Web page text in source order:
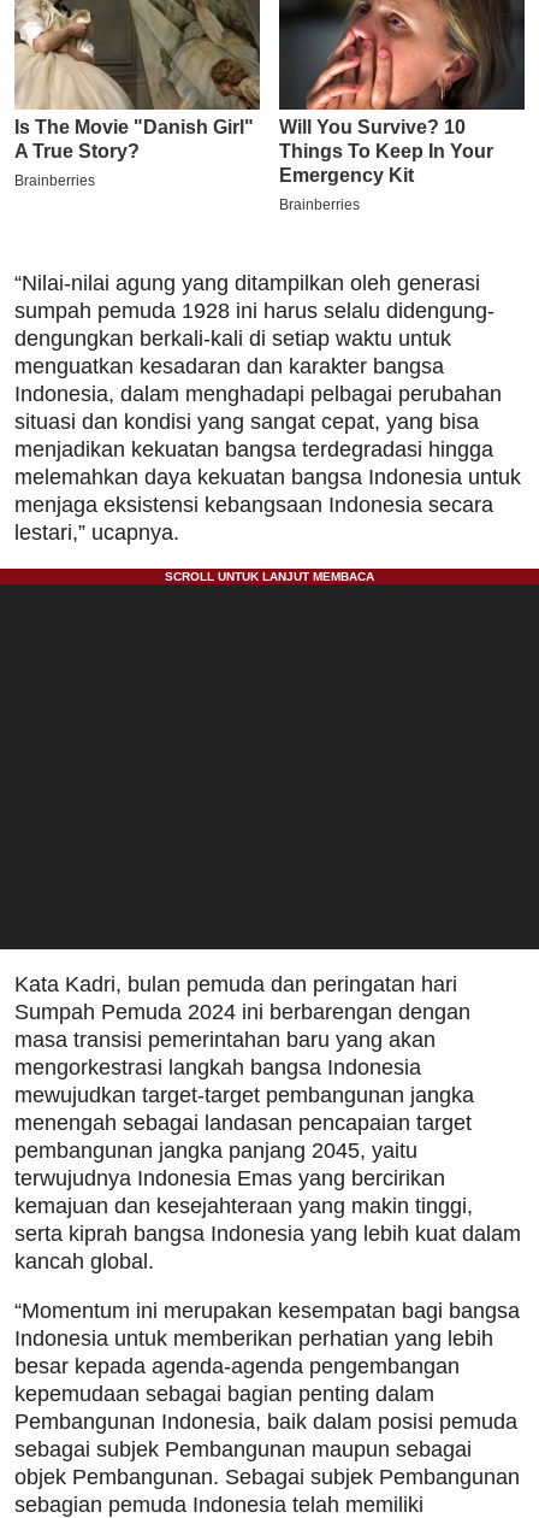
“Nilai-nilai agung yang ditampilkan oleh generasi
sumpah pemuda 1928 ini harus selalu didengung-
dengungkan berkali-kali di setiap waktu untuk
menguatkan kesadaran dan karakter bangsa
Indonesia, dalam menghadapi pelbagai perubahan
situasi dan kondisi yang sangat cepat, yang bisa
menjadikan kekuatan bangsa terdegradasi hingga
melemahkan daya kekuatan bangsa Indonesia untuk
menjaga eksistensi kebangsaan Indonesia secara
lestari,” ucapnya.
Kata Kadri, bulan pemuda dan peringatan hari
Sumpah Pemuda 2024 ini berbarengan dengan
masa transisi pemerintahan baru yang akan
mengorkestrasi langkah bangsa Indonesia
mewujudkan target-target pembangunan jangka
menengah sebagai landasan pencapaian target
pembangunan jangka panjang 2045, yaitu
terwujudnya Indonesia Emas yang bercirikan
kemajuan dan kesejahteraan yang makin tinggi,
serta kiprah bangsa Indonesia yang lebih kuat dalam
kancah global.
“Momentum ini merupakan kesempatan bagi bangsa
Indonesia untuk memberikan perhatian yang lebih
besar kepada agenda-agenda pengembangan
kepemudaan sebagai bagian penting dalam
Pembangunan Indonesia, baik dalam posisi pemuda
sebagai subjek Pembangunan maupun sebagai
objek Pembangunan. Sebagai subjek Pembangunan
sebagian pemuda Indonesia telah memiliki